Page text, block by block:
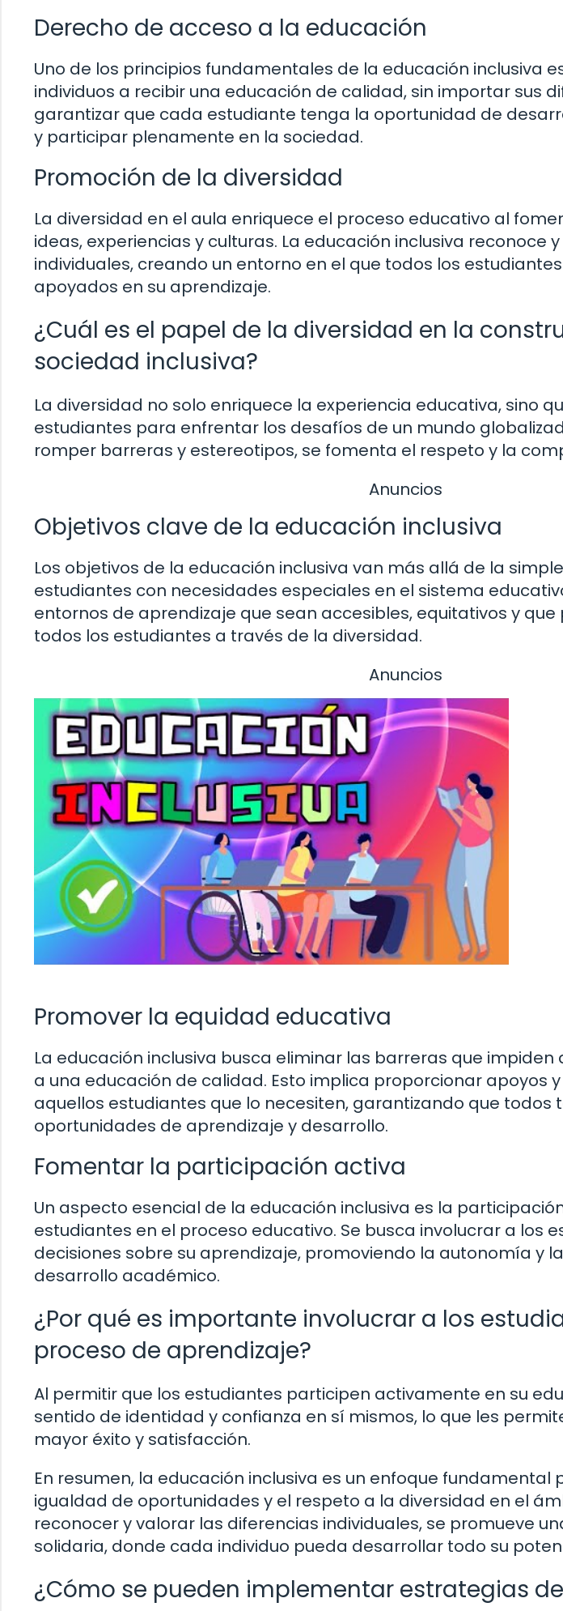
Derecho de acceso a la educación
Uno de los principios fundamentales de la educación inclusiva
individuos a recibir una educación de calidad, sin importar sus
garantizar que cada estudiante tenga la oportunidad de
y participar plenamente en la sociedad.
Promoción de la diversidad
La diversidad en el aula enriquece el proceso educativo al
ideas, experiencias y culturas. La educación inclusiva reconoce
individuales, creando un entorno en el que todos los
apoyados en su aprendizaje.
¿Cuál es el papel de la diversidad en la
sociedad inclusiva?
La diversidad no solo enriquece la experiencia educativa, sino
estudiantes para enfrentar los desafíos de un mundo
romper barreras y estereotipos, se fomenta el respeto y la
Anuncios
Objetivos clave de la educación inclusiva
Los objetivos de la educación inclusiva van más allá de la
estudiantes con necesidades especiales en el sistema
entornos de aprendizaje que sean accesibles, equitativos y
todos los estudiantes a través de la diversidad.
Anuncios
Promover la equidad educativa
La educación inclusiva busca eliminar las barreras que
a una educación de calidad. Esto implica proporcionar apoyos
aquellos estudiantes que lo necesiten, garantizando que todos
oportunidades de aprendizaje y desarrollo.
Fomentar la participación activa
Un aspecto esencial de la educación inclusiva es la
estudiantes en el proceso educativo. Se busca involucrar a los
decisiones sobre su aprendizaje, promoviendo la autonomía y
desarrollo académico.
¿Por qué es importante involucrar a los
proceso de aprendizaje?
Al permitir que los estudiantes participen activamente en su
sentido de identidad y confianza en sí mismos, lo que les
mayor éxito y satisfacción.
En resumen, la educación inclusiva es un enfoque fundamental
igualdad de oportunidades y el respeto a la diversidad en el
reconocer y valorar las diferencias individuales, se promueve
solidaria, donde cada individuo pueda desarrollar todo su
¿Cómo se pueden implementar estrategias